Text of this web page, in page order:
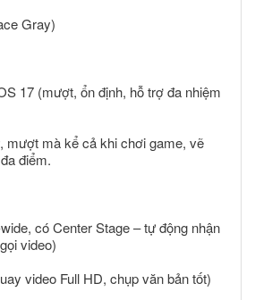
Gray)
17 (mượt, ổn định, hỗ trợ đa nhiệm
mượt mà kể cả khi chơi game, vẽ
điểm.
có Center Stage – tự động nhận
video)
video Full HD, chụp văn bản tốt)